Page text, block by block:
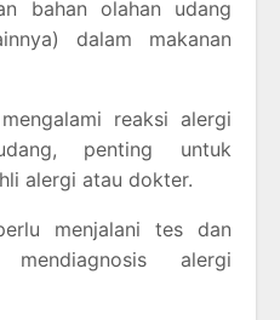
bahan olahan udang
dalam makanan
reaksi alergi
penting untuk
alergi atau dokter.
menjalani tes dan
alergi